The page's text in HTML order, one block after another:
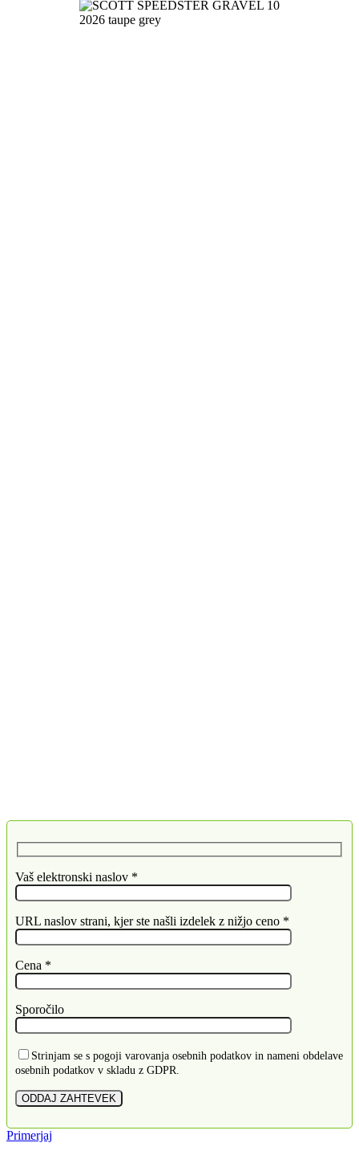
Vaš elektronski naslov *
URL naslov strani, kjer ste našli izdelek z nižjo ceno *
Cena *
Sporočilo
Strinjam se s pogoji varovanja osebnih podatkov in nameni obdelave
osebnih podatkov v skladu z GDPR.
Primerjaj